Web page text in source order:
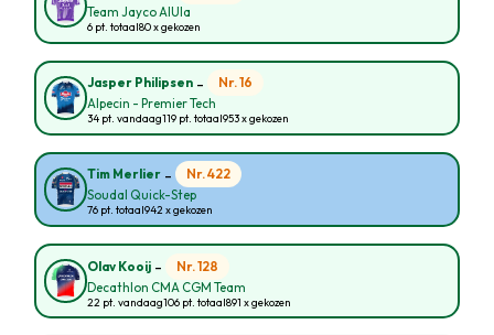
Team Jayco AlUla
6 pt. totaal80 x gekozen
Jasper Philipsen - Nr. 16
Alpecin - Premier Tech
34 pt. vandaag119 pt. totaal953 x gekozen
Tim Merlier - Nr. 422
Soudal Quick-Step
76 pt. totaal942 x gekozen
Olav Kooij - Nr. 128
Decathlon CMA CGM Team
22 pt. vandaag106 pt. totaal891 x gekozen